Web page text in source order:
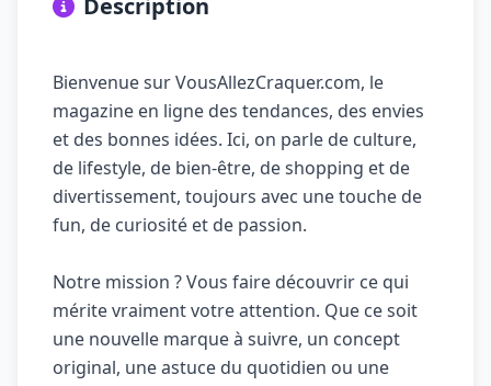
Description
Bienvenue sur VousAllezCraquer.com, le
magazine en ligne des tendances, des envies
et des bonnes idées. Ici, on parle de culture,
de lifestyle, de bien-être, de shopping et de
divertissement, toujours avec une touche de
fun, de curiosité et de passion.
Notre mission ? Vous faire découvrir ce qui
mérite vraiment votre attention. Que ce soit
une nouvelle marque à suivre, un concept
original, une astuce du quotidien ou une